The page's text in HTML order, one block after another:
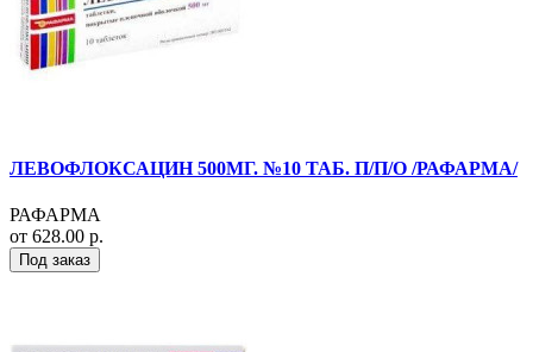
ЛЕВОФЛОКСАЦИН 500МГ. №10 ТАБ. П/П/О /РАФАРМА/
РАФАРМА
от 628.00 р.
Под заказ